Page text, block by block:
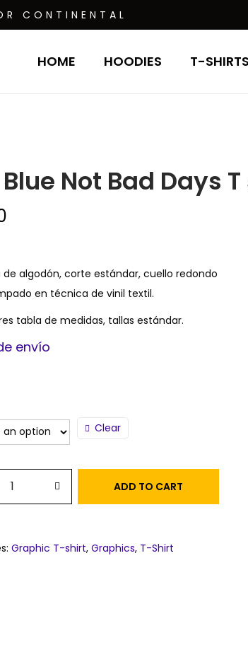
CONTINENTAL
HOME HOODIES T-SHIRTS
Not Bad Days
algodón, corte estándar, cuello redondo
en técnica de vinil textil.
tabla de medidas, tallas estándar.
envío
Clear
ADD TO CART
Graphic T-shirt, Graphics, T-Shirt